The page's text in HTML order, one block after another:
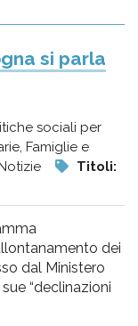
si parla
sociali per
Famiglie e
Titoli:
dei
dal Ministero
“declinazioni